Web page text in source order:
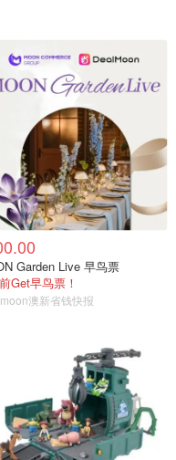
Garden Live 早鸟票
Get早鸟票！
澳新省钱快报